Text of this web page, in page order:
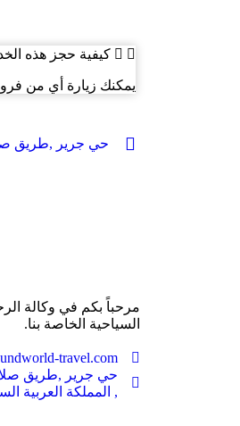
كيفية حجز هذه
يمكنك زيارة أي من
حي جرير ,طريق
مرحباً بكم في وكالة
السياحية الخاصة بنا.
travel.com
حي جرير ,طريق
, المملكة العربية